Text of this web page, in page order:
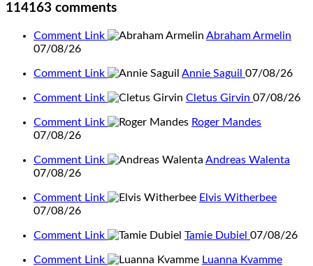
114163 comments
Comment Link
Abraham Armelin
07/08/26
Comment Link Annie Saguil 07/08/26
Comment Link Cletus Girvin 07/08/26
Comment Link
Roger Mandes
07/08/26
Comment Link
Andreas Walenta
07/08/26
Comment Link
Elvis Witherbee
07/08/26
Comment Link Tamie Dubiel 07/08/26
Comment Link
Luanna Kvamme